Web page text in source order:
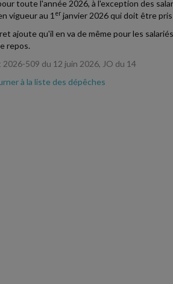
toute l'année 2026, à l'exception des
vigueur au 1 er janvier 2026 qui doit être
ajoute qu'il en va de même pour les
repos.
2026-509 du 12 juin 2026, JO du 14
à la liste des dépêches